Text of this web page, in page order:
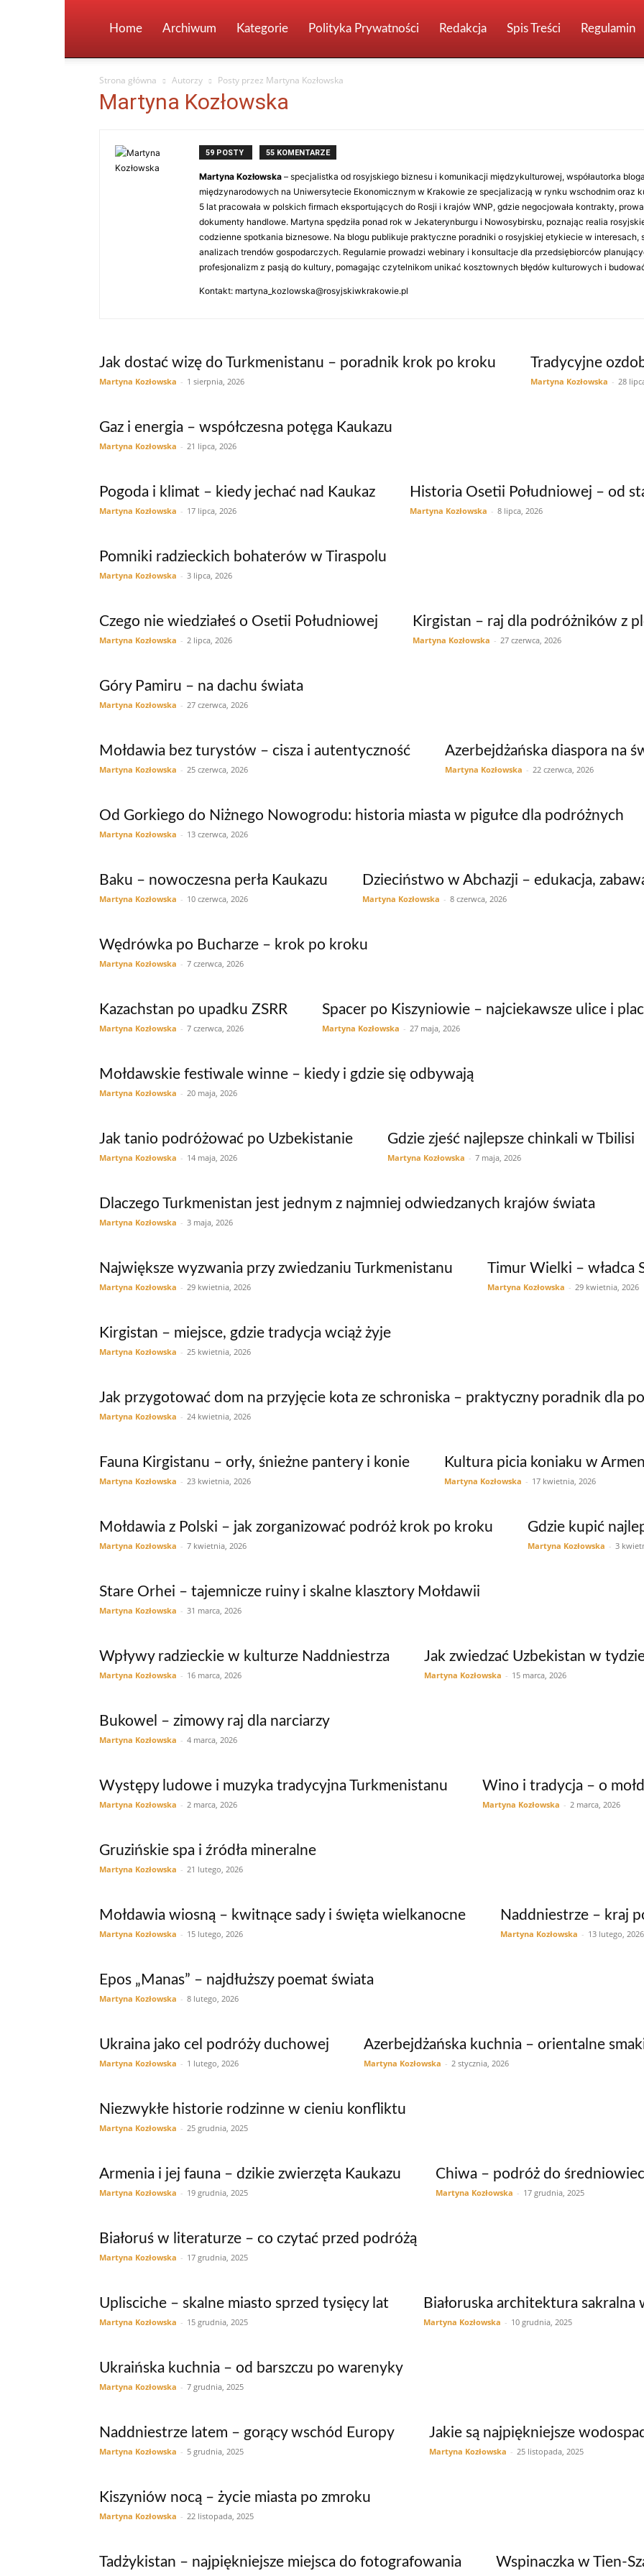
Home Archiwum Kategorie Polityka Prywatności Redakcja Spis Treści Regulamin
Strona główna Autorzy Posty przez Martyna Kozłowska
Martyna Kozłowska
59 POSTY 55 KOMENTARZE
Martyna Kozłowska – specjalistka od rosyjskiego biznesu i komunikacji międzykulturowej, współautorka bloga
międzynarodowych na Uniwersytecie Ekonomicznym w Krakowie ze specjalizacją w rynku wschodnim oraz
5 lat pracowała w polskich firmach eksportujących do Rosji i krajów WNP, gdzie negocjowała kontrakty,
dokumenty handlowe. Martyna spędziła ponad rok w Jekaterynburgu i Nowosybirsku, poznając realia
codzienne spotkania biznesowe. Na blogu publikuje praktyczne poradniki o rosyjskiej etykiecie w interesach,
analizach trendów gospodarczych. Regularnie prowadzi webinary i konsultacje dla przedsiębiorców
profesjonalizm z pasją do kultury, pomagając czytelnikom unikać kosztownych błędów kulturowych i
Kontakt: martyna_kozlowska@rosyjskiwkrakowie.pl
Jak dostać wizę do Turkmenistanu – poradnik krok po kroku
Martyna Kozłowska - 1 sierpnia, 2026
Tradycyjne
Martyna Kozłowska - 28
Gaz i energia – współczesna potęga Kaukazu
Martyna Kozłowska - 21 lipca, 2026
Pogoda i klimat – kiedy jechać nad Kaukaz
Martyna Kozłowska - 17 lipca, 2026
Historia Osetii Południowej – od
Martyna Kozłowska - 8 lipca, 2026
Pomniki radzieckich bohaterów w Tiraspolu
Martyna Kozłowska - 3 lipca, 2026
Czego nie wiedziałeś o Osetii Południowej
Martyna Kozłowska - 2 lipca, 2026
Kirgistan – raj dla podróżników z
Martyna Kozłowska - 27 czerwca, 2026
Góry Pamiru – na dachu świata
Martyna Kozłowska - 27 czerwca, 2026
Mołdawia bez turystów – cisza i autentyczność
Martyna Kozłowska - 25 czerwca, 2026
Azerbejdżańska diaspora na
Martyna Kozłowska - 22 czerwca, 2026
Od Gorkiego do Niżnego Nowogrodu: historia miasta w pigułce dla podróżnych
Martyna Kozłowska - 13 czerwca, 2026
Baku – nowoczesna perła Kaukazu
Martyna Kozłowska - 10 czerwca, 2026
Dzieciństwo w Abchazji – edukacja,
Martyna Kozłowska - 8 czerwca, 2026
Wędrówka po Bucharze – krok po kroku
Martyna Kozłowska - 7 czerwca, 2026
Kazachstan po upadku ZSRR
Martyna Kozłowska - 7 czerwca, 2026
Spacer po Kiszyniowie – najciekawsze ulice i
Martyna Kozłowska - 27 maja, 2026
Mołdawskie festiwale winne – kiedy i gdzie się odbywają
Martyna Kozłowska - 20 maja, 2026
Jak tanio podróżować po Uzbekistanie
Martyna Kozłowska - 14 maja, 2026
Gdzie zjeść najlepsze chinkali w Tbilisi
Martyna Kozłowska - 7 maja, 2026
Dlaczego Turkmenistan jest jednym z najmniej odwiedzanych krajów świata
Martyna Kozłowska - 3 maja, 2026
Największe wyzwania przy zwiedzaniu Turkmenistanu
Martyna Kozłowska - 29 kwietnia, 2026
Timur Wielki – władca
Martyna Kozłowska - 29 kwietnia, 2026
Kirgistan – miejsce, gdzie tradycja wciąż żyje
Martyna Kozłowska - 25 kwietnia, 2026
Jak przygotować dom na przyjęcie kota ze schroniska – praktyczny poradnik dla
Martyna Kozłowska - 24 kwietnia, 2026
Fauna Kirgistanu – orły, śnieżne pantery i konie
Martyna Kozłowska - 23 kwietnia, 2026
Kultura picia koniaku w
Martyna Kozłowska - 17 kwietnia, 2026
Mołdawia z Polski – jak zorganizować podróż krok po kroku
Martyna Kozłowska - 7 kwietnia, 2026
Gdzie kupić
Martyna Kozłowska - 3
Stare Orhei – tajemnicze ruiny i skalne klasztory Mołdawii
Martyna Kozłowska - 31 marca, 2026
Wpływy radzieckie w kulturze Naddniestrza
Martyna Kozłowska - 16 marca, 2026
Jak zwiedzać Uzbekistan w
Martyna Kozłowska - 15 marca, 2026
Bukowel – zimowy raj dla narciarzy
Martyna Kozłowska - 4 marca, 2026
Występy ludowe i muzyka tradycyjna Turkmenistanu
Martyna Kozłowska - 2 marca, 2026
Wino i tradycja – o
Martyna Kozłowska - 2 marca, 2026
Gruzińskie spa i źródła mineralne
Martyna Kozłowska - 21 lutego, 2026
Mołdawia wiosną – kwitnące sady i święta wielkanocne
Martyna Kozłowska - 15 lutego, 2026
Naddniestrze – kraj
Martyna Kozłowska - 13 lutego, 2026
Epos „Manas” – najdłuższy poemat świata
Martyna Kozłowska - 8 lutego, 2026
Ukraina jako cel podróży duchowej
Martyna Kozłowska - 1 lutego, 2026
Azerbejdżańska kuchnia – orientalne
Martyna Kozłowska - 2 stycznia, 2026
Niezwykłe historie rodzinne w cieniu konfliktu
Martyna Kozłowska - 25 grudnia, 2025
Armenia i jej fauna – dzikie zwierzęta Kaukazu
Martyna Kozłowska - 19 grudnia, 2025
Chiwa – podróż do
Martyna Kozłowska - 17 grudnia, 2025
Białoruś w literaturze – co czytać przed podróżą
Martyna Kozłowska - 17 grudnia, 2025
Uplisciche – skalne miasto sprzed tysięcy lat
Martyna Kozłowska - 15 grudnia, 2025
Białoruska architektura
Martyna Kozłowska - 10 grudnia, 2025
Ukraińska kuchnia – od barszczu po warenyky
Martyna Kozłowska - 7 grudnia, 2025
Naddniestrze latem – gorący wschód Europy
Martyna Kozłowska - 5 grudnia, 2025
Jakie są najpiękniejsze
Martyna Kozłowska - 25 listopada, 2025
Kiszyniów nocą – życie miasta po zmroku
Martyna Kozłowska - 22 listopada, 2025
Tadżykistan – najpiękniejsze miejsca do fotografowania Wspinaczka w Tien-